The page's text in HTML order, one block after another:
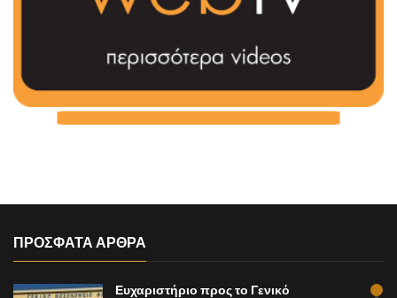
ΠΡΟΣΦΑΤΑ ΑΡΘΡΑ
Ευχαριστήριο προς το Γενικό